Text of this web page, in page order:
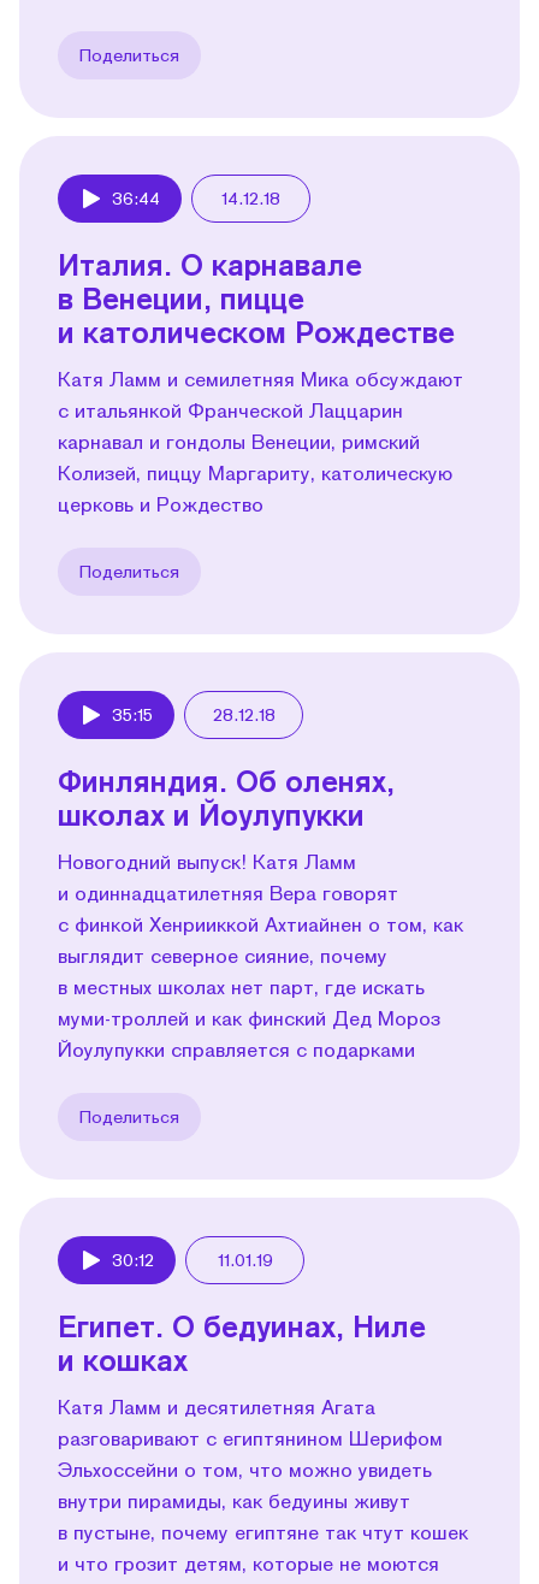
Поделиться
36:44 14.12.18
Италия. О карнавале
в Венеции, пицце
и католическом Рождестве
Катя Ламм и семилетняя Мика обсуждают
с итальянкой Франческой Лаццарин
карнавал и гондолы Венеции, римский
Колизей, пиццу Маргариту, католическую
церковь и Рождество
Поделиться
35:15 28.12.18
Финляндия. Об оленях,
школах и Йоулупукки
Новогодний выпуск! Катя Ламм
и одиннадцатилетняя Вера говорят
с финкой Хенрииккой Ахтиайнен о том, как
выглядит северное сияние, почему
в местных школах нет парт, где искать
муми-троллей и как финский Дед Мороз
Йоулупукки справляется с подарками
Поделиться
30:12 11.01.19
Египет. О бедуинах, Ниле
и кошках
Катя Ламм и десятилетняя Агата
разговаривают с египтянином Шерифом
Эльхоссейни о том, что можно увидеть
внутри пира­миды, как бедуины живут
в пустыне, почему египтяне так чтут кошек
и что грозит детям, которые не моются